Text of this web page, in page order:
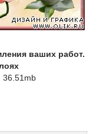
ваших работ.
36.51mb